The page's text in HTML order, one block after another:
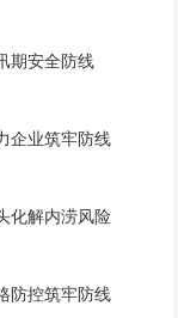
期安全防线
企业筑牢防线
化解内涝风险
防控筑牢防线